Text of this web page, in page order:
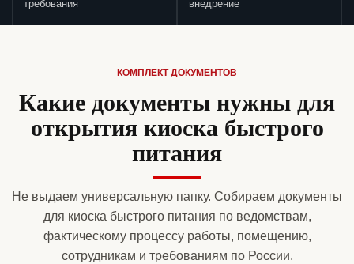
требования
внедрение
КОМПЛЕКТ ДОКУМЕНТОВ
Какие документы нужны для
открытия киоска быстрого
питания
Не выдаем универсальную папку. Собираем документы
для киоска быстрого питания по ведомствам,
фактическому процессу работы, помещению,
сотрудникам и требованиям по России.